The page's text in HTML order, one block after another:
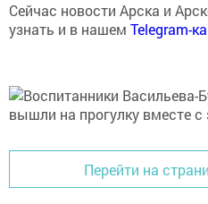
Сейчас новости Арска и
узнать и в нашем Telegram-
Перейти на